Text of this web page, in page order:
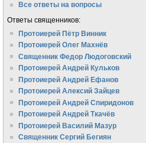
Все ответы на вопросы
Ответы священников:
Протоиерей Пётр Винник
Протоиерей Олег Махнёв
Священник Федор Людоговский
Протоиерей Андрей Кульков
Протоиерей Андрей Ефанов
Протоиерей Алексий Зайцев
Протоиерей Андрей Спиридонов
Протоиерей Андрей Ткачёв
Протоиерей Василий Мазур
Священник Сергий Бегиян